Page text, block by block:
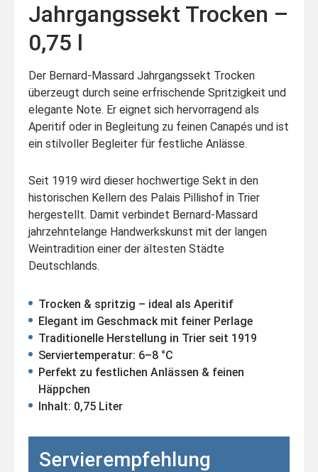
Jahrgangssekt Trocken –
0,75 l
Der Bernard-Massard Jahrgangssekt Trocken
überzeugt durch seine erfrischende Spritzigkeit und
elegante Note. Er eignet sich hervorragend als
Aperitif oder in Begleitung zu feinen Canapés und ist
ein stilvoller Begleiter für festliche Anlässe.
Seit 1919 wird dieser hochwertige Sekt in den
historischen Kellern des Palais Pillishof in Trier
hergestellt. Damit verbindet Bernard-Massard
jahrzehntelange Handwerkskunst mit der langen
Weintradition einer der ältesten Städte
Deutschlands.
Trocken & spritzig – ideal als Aperitif
Elegant im Geschmack mit feiner Perlage
Traditionelle Herstellung in Trier seit 1919
Serviertemperatur: 6–8 °C
Perfekt zu festlichen Anlässen & feinen
Häppchen
Inhalt: 0,75 Liter
Servierempfehlung